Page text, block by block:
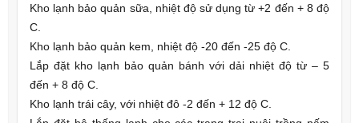
Kho lạnh bảo quản sữa, nhiệt độ sử dụng từ +2 đến + 8 độ
C.
Kho lạnh bảo quản kem, nhiệt độ -20 đến -25 độ C.
Lắp đặt kho lạnh bảo quản bánh với dải nhiệt độ từ – 5
đến + 8 độ C.
Kho lạnh trái cây, với nhiệt đô -2 đến + 12 độ C.